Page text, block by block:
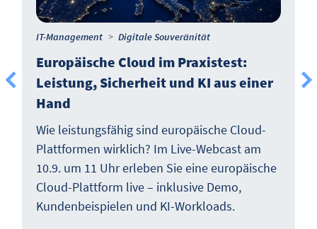
IT-Management Digitale Souveränität
Europäische Cloud im Praxistest:
Leistung, Sicherheit und KI aus einer
Hand
Wie leistungsfähig sind europäische Cloud-
Plattformen wirklich? Im Live-Webcast am
10.9. um 11 Uhr erleben Sie eine europäische
Cloud-Plattform live – inklusive Demo,
Kundenbeispielen und KI-Workloads.